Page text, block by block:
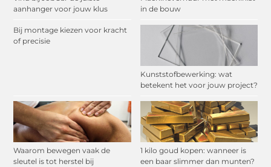
aanhanger voor jouw klus
in de bouw
Bij montage kiezen voor kracht
of precisie
Kunststofbewerking: wat
betekent het voor jouw project?
Waarom bewegen vaak de
sleutel is tot herstel bij
1 kilo goud kopen: wanneer is
een baar slimmer dan munten?